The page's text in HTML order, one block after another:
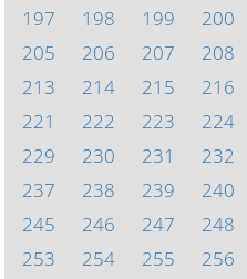
197
198 199 200
205
206 207 208
213
214 215 216
221
222 223 224
229
230 231 232
237
238 239 240
245
246 247 248
253
254 255 256